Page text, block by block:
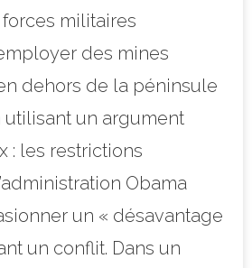
militaires
des mines
dehors de la péninsule
utilisant un argument
: les restrictions
Obama
un « désavantage
un conflit. Dans un